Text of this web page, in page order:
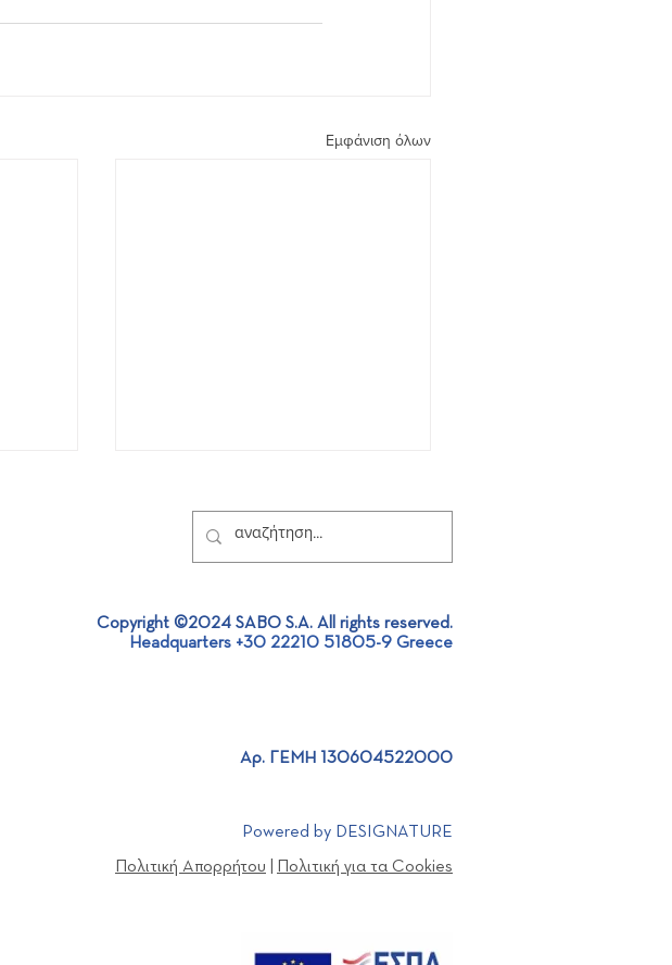
Εμφάνιση όλων
Copyright ©2024 SABO S.A. All rights reserved.
Headquarters +30 22210 51805-9 Greece
Αρ. ΓΕΜΗ 130604522000
Powered by DESIGNATURE
Πολιτική Απορρήτου
Πολιτική για τα Cookies